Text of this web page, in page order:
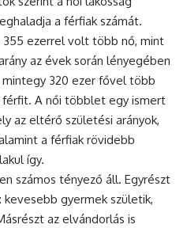
a férfiak számát.
ezerrel volt több nő, mint
az évek során lényegében
320 ezer fővel több
A női többlet egy ismert
az eltérő születési arányok,
a férfiak rövidebb
így.
számos tényező áll. Egyrészt
kevesebb gyermek születik,
az elvándorlás is